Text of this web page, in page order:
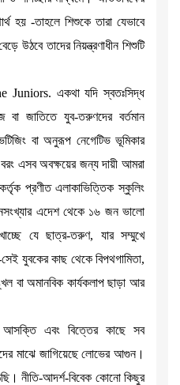
হয় -তাহলে শিশুকে তারা যেভাবে
উঠবে তাদের নিয়ন্ত্রণাধীন শিশুটি
একথা যদি স্বতঃসিদ্ধ
বা জাতিতে যুব-তরুণদের বর্তমান
বা অনুরূপ নেগেটিভ ভূমিকার
এসব অবক্ষয়ের জন্য দায়ী আমরা
প্রণীত এলাকাভিত্তিক স্কুলিং
এদেশ থেকে ১৬ জন ভালো
যে ছাত্র-তরুণ, যার সম্মুখে
যুবকের কাছ থেকে বিপথগামিতা,
বা অমানবিক কার্যকলাপ ছাড়া আর
আসক্তি এবং বিত্তের কাছে সব
মাঝে জাগিয়েছে লোভের আগুন।
নীতি-আদর্শ-বিবেক কোনো কিছুর